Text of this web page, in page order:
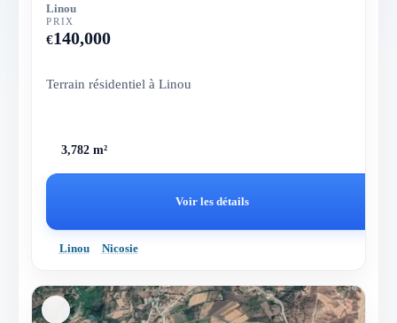
Linou
PRIX
€140,000
Terrain résidentiel à Linou
3,782 m²
Voir les détails
Linou Nicosie